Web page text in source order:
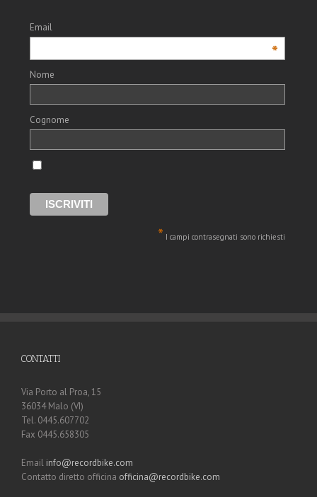
Email
*
Nome
Cognome
* I campi contrasegnati sono richiesti
CONTATTI
Via Porto al Proa, 15
36034 Malo (VI)
Tel. 0445.607702
Fax 0445.658305
Email info@recordbike.com
Contatto diretto officina officina@recordbike.com